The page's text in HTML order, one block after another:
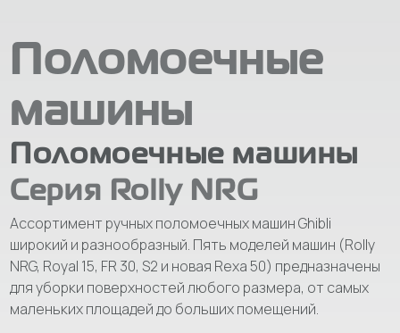
Поломоечные
машины
Поломоечные машины
Серия Rolly NRG
Ассортимент ручных поломоечных машин Ghibli
широкий и разнообразный. Пять моделей машин (Rolly
NRG, Royal 15, FR 30, S2 и новая Rexa 50) предназначены
для уборки поверхностей любого размера, от самых
маленьких площадей до больших помещений.